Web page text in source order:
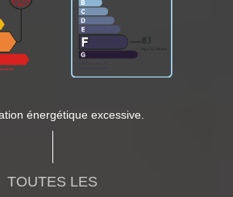
énergétique excessive.
TOUTES LES